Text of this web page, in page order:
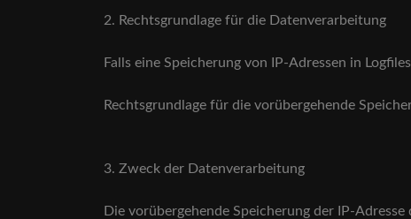
2. Rechtsgrundlage für die Datenverarbeitung
Falls eine Speicherung von IP-Adressen in
Rechtsgrundlage für die vorübergehende
3. Zweck der Datenverarbeitung
Die vorübergehende Speicherung der IP-